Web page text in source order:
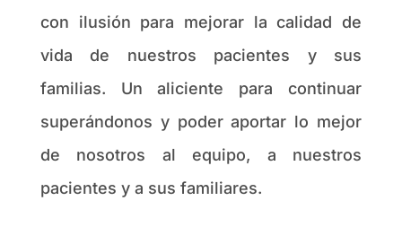
con ilusión para mejorar la calidad de
vida de nuestros pacientes y sus
familias. Un aliciente para continuar
superándonos y poder aportar lo mejor
de nosotros al equipo, a nuestros
pacientes y a sus familiares.